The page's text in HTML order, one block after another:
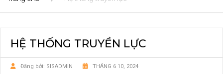
HỆ THỐNG TRUYỀN LỰC
Đăng bởi: SISADMIN
THÁNG 6 10, 2024